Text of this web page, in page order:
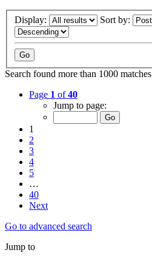
Display: Sort by:
Search found more than 1000 matches
Page 1 of40
Jump to page:
1
2
3
4
5
…
40
Next
Go to advanced search
Jump to